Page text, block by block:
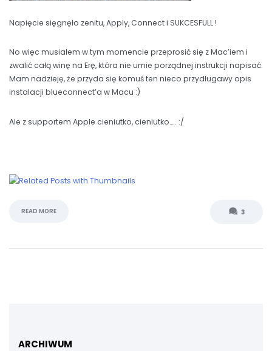
Napięcie sięgnęło zenitu, Apply, Connect i SUKCESFULL !
No więc musiałem w tym momencie przeprosić się z Mac’iem i
zwalić całą winę na Erę, która nie umie porządnej instrukcji napisać.
Mam nadzieję, że przyda się komuś ten nieco przydługawy opis
instalacji blueconnect’a w Macu :)
Ale z supportem Apple cieniutko, cieniutko….. :/
READ MORE 3
ARCHIWUM